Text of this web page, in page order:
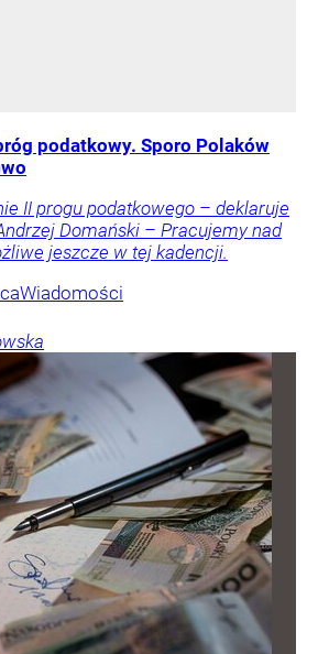
podatkowy. Sporo Polaków
II progu podatkowego – deklaruje
Domański – Pracujemy nad
jeszcze w tej kadencji.
Wiadomości